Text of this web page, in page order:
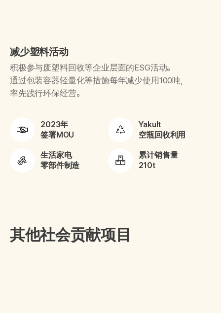
减少塑料活动
积极参与废塑料回收等企业层面的ESG活动。
通过包装容器轻量化等措施每年减少使用100吨，
率先践行环保经营。
2023年
签署MOU
Yakult
空瓶回收利用
生活家电
零部件制造
累计销售量
210t
其他社会贡献项目